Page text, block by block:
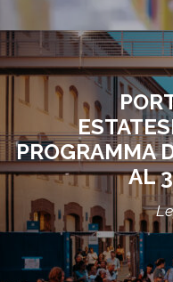
PROGRAMMA
AL